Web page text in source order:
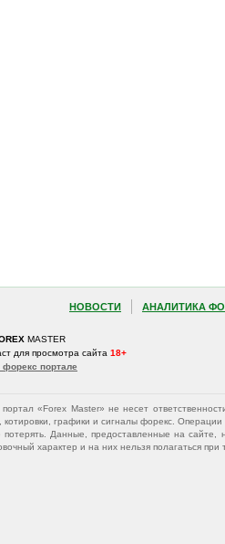
НОВОСТИ АНАЛИТИКА
MASTER
для просмотра сайта 18+
форекс портале
портал «Forex Master» не несет
котировки, графики и сигналы форекс.
Данные, предоставленные на
характер и на них нельзя полагаться при